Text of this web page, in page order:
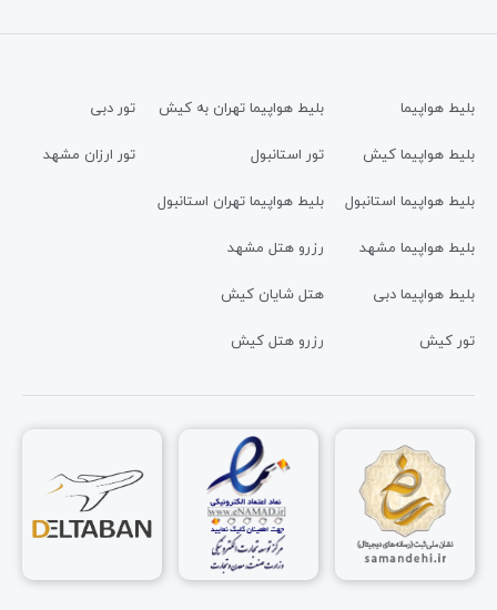
بلیط هواپیما
بلیط هواپیما کیش
بلیط هواپیما استانبول
بلیط هواپیما مشهد
بلیط هواپیما دبی
تور کیش
بلیط هواپیما تهران به کیش
تور استانبول
بلیط هواپیما تهران استانبول
رزرو هتل مشهد
هتل شایان کیش
رزرو هتل کیش
تور دبی
تور ارزان مشهد